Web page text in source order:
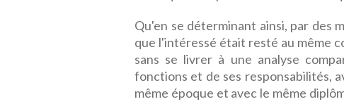
Qu'en se déterminant ainsi, par des
que l'intéressé était resté au même
sans se livrer à une analyse
fonctions et de ses responsabilités,
même époque et avec le même